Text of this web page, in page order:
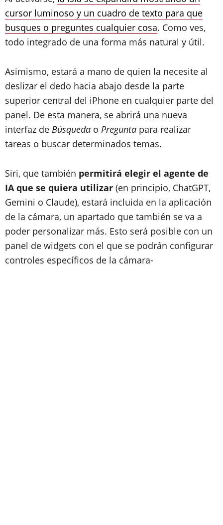
cursor luminoso y un cuadro de texto para que
busques o preguntes cualquier cosa. Como ves,
todo integrado de una forma más natural y útil.
Asimismo, estará a mano de quien la necesite al
deslizar el dedo hacia abajo desde la parte
superior central del iPhone en cualquier parte del
panel. De esta manera, se abrirá una nueva
interfaz de Búsqueda o Pregunta para realizar
tareas o buscar determinados temas.
Siri, que también permitirá elegir el agente de
IA que se quiera utilizar (en principio, ChatGPT,
Gemini o Claude), estará incluida en la aplicación
de la cámara, un apartado que también se va a
poder personalizar más. Esto será posible con un
panel de widgets con el que se podrán configurar
controles específicos de la cámara-